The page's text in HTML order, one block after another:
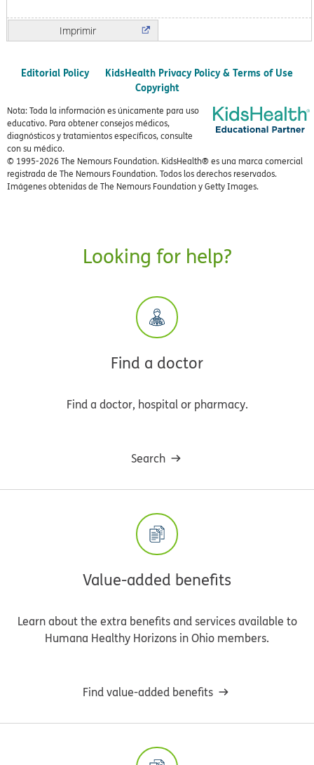
Imprimir
Editorial Policy
KidsHealth Privacy Policy & Terms of Use
Copyright
Nota: Toda la información es únicamente para uso
educativo. Para obtener consejos médicos,
diagnósticos y tratamientos específicos, consulte
con su médico.
© 1995-2026 The Nemours Foundation. KidsHealth® es una marca comercial
registrada de The Nemours Foundation. Todos los derechos reservados.
Imágenes obtenidas de The Nemours Foundation y Getty Images.
Looking for help?
Find a doctor
Find a doctor, hospital or pharmacy.
Search
Value-added benefits
Learn about the extra benefits and services available to
Humana Healthy Horizons in Ohio members.
Find value-added benefits